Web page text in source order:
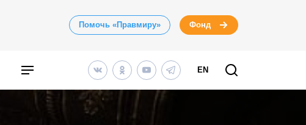
Помочь «Правмиру» Фонд
EN